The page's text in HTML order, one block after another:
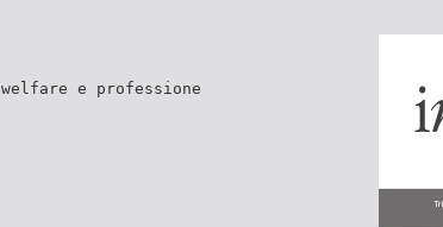
welfare e professione